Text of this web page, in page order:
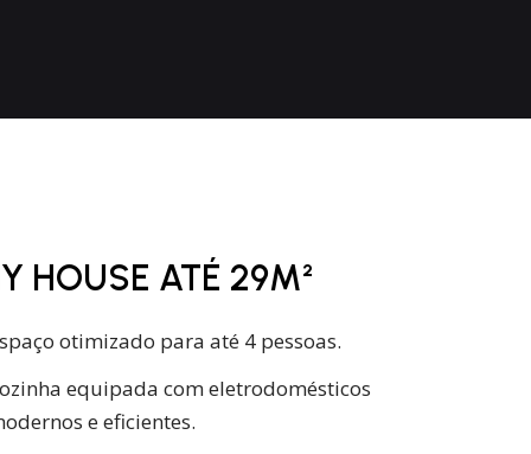
HOUSE ATÉ 29M²
otimizado para até 4 pessoas.
equipada com eletrodomésticos
e eficientes.